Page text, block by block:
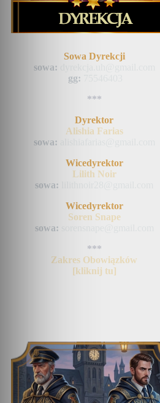
Sowa Dyrekcji
sowa:
gg:
***
Dyrektor
Alishia Farias
sowa:
Wicedyrektor
Lilith Noir
sowa:
Wicedyrektor
Soren Snape
sowa:
***
Zakres Obowiązków
[kliknij tu]